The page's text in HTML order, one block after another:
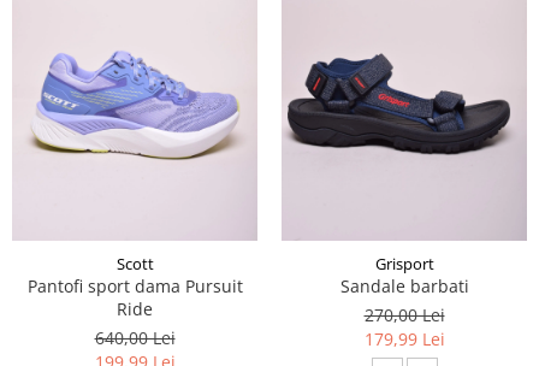
Scott
Pantofi sport dama Pursuit
Ride
640,00 Lei
Grisport
Sandale barbati
270,00 Lei
179,99 Lei